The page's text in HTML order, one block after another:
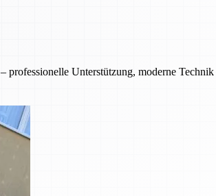
Unterstützung, moderne